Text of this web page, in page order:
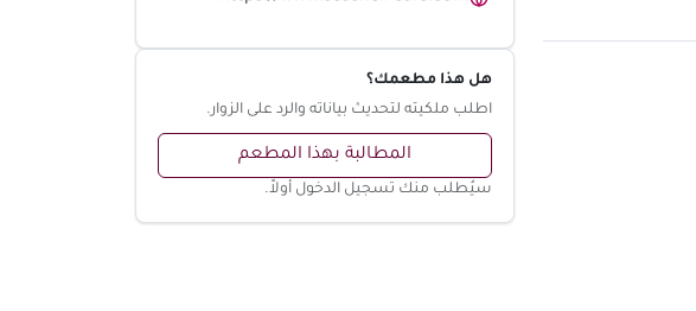
هل هذا مطعمك؟
اطلب ملكيته لتحديث بياناته والرد على الزوار.
المطالبة بهذا المطعم
سيُطلب منك تسجيل الدخول أولاً.